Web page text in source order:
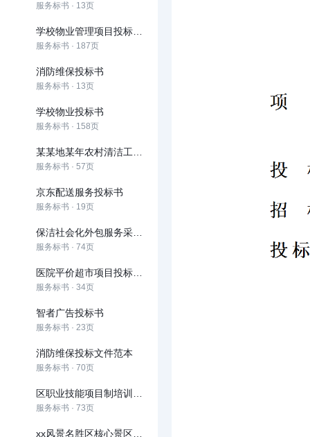
服务标书 · 13页
服务标书 · 187页
消防维保投标书
服务标书 · 13页
学校物业投标书
服务标书 · 158页
服务标书 · 57页
京东配送服务投标书
服务标书 · 19页
服务标书 · 74页
服务标书 · 34页
智者广告投标书
服务标书 · 23页
消防维保投标文件范本
服务标书 · 70页
服务标书 · 73页